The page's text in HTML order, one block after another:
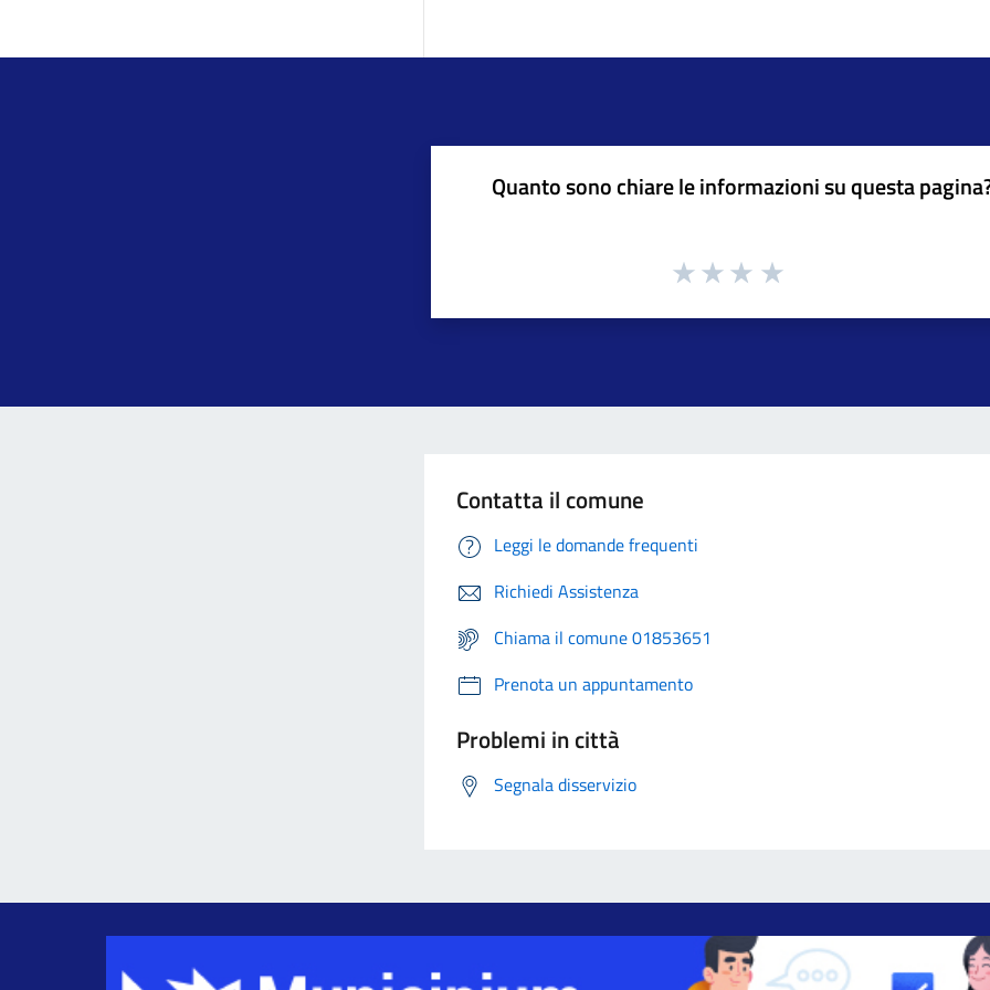
Quanto sono chiare le informazioni su questa
Contatta il comune
Leggi le domande frequenti
Richiedi Assistenza
Chiama il comune 01853651
Prenota un appuntamento
Problemi in città
Segnala disservizio